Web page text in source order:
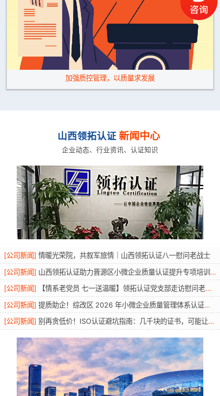
加强质控管理，以质量求发展
山西领拓认证 新闻中心
企业动态、行业资讯、认证知识
[公司新闻] 情暖光荣院，共叙军旅情｜山西领拓认证八一慰问老战士
[公司新闻] 山西领拓认证助力晋源区小微企业质量认证提升专项培训圆满开展
[公司新闻]
【情系老党员 七一送温暖】领拓认证党支部走访慰问老党员活动
[公司新闻] 提质助企！综改区 2026 年小微企业质量管理体系认证提升行动圆满举办
[公司新闻] 别再贪低价！ISO认证避坑指南：几千块的证书，可能让你投标直接废标